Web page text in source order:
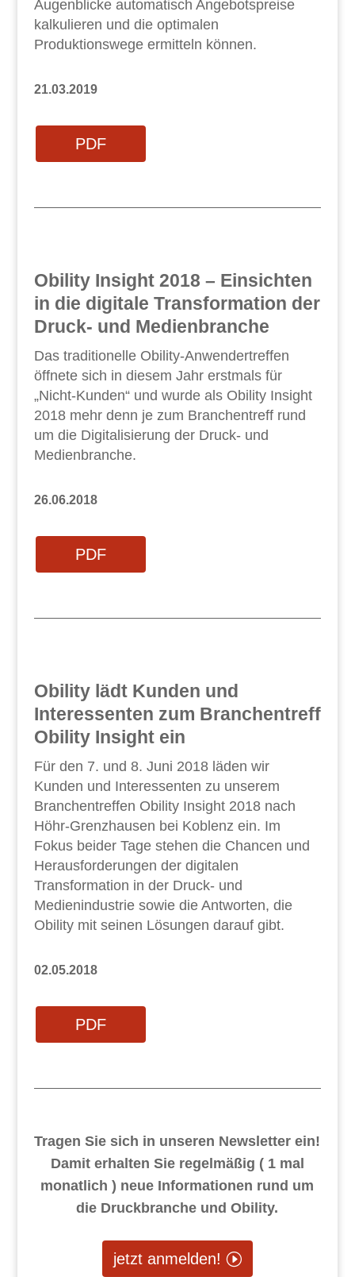
Augenblicke automatisch Angebotspreise
kalkulieren und die optimalen
Produktionswege ermitteln können.
21.03.2019
PDF
Obility Insight 2018 – Einsichten
in die digitale Transformation der
Druck- und Medienbranche
Das traditionelle Obility-Anwendertreffen
öffnete sich in diesem Jahr erstmals für
„Nicht-Kunden“ und wurde als Obility Insight
2018 mehr denn je zum Branchentreff rund
um die Digitalisierung der Druck- und
Medienbranche.
26.06.2018
PDF
Obility lädt Kunden und
Interessenten zum Branchentreff
Obility Insight ein
Für den 7. und 8. Juni 2018 läden wir
Kunden und Interessenten zu unserem
Branchentreffen Obility Insight 2018 nach
Höhr-Grenzhausen bei Koblenz ein. Im
Fokus beider Tage stehen die Chancen und
Herausforderungen der digitalen
Transformation in der Druck- und
Medienindustrie sowie die Antworten, die
Obility mit seinen Lösungen darauf gibt.
02.05.2018
PDF
Tragen Sie sich in unseren Newsletter ein!
Damit erhalten Sie regelmäßig ( 1 mal
monatlich ) neue Informationen rund um
die Druckbranche und Obility.
jetzt anmelden!